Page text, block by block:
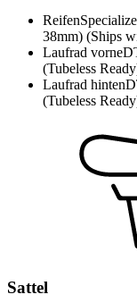
Reifen
38mm) (Ships
Laufrad vorne
(Tubeless
Laufrad hinten
(Tubeless
Sattel